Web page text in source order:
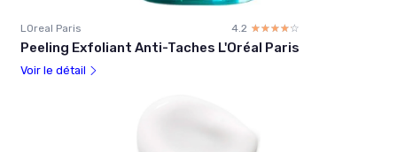
LOreal Paris 4.2 ☆☆☆☆☆
★★★★★
Peeling Exfoliant Anti-Taches L'Oréal Paris
Voir le détail